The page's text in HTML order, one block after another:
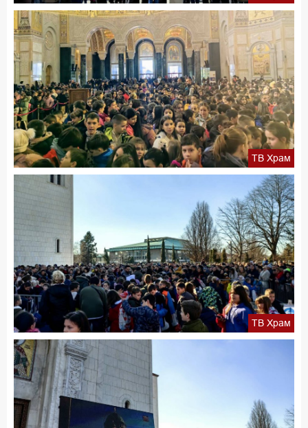
ТВ Храм
ТВ Храм